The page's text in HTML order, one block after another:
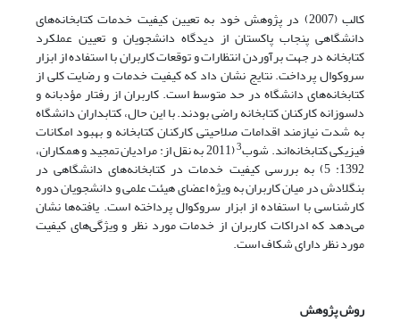
کالب (2007) در پژوهش خود به تعیین کیفیت خدمات کتابخانه‌های
دانشگاهی پنجاب پاکستان از دیدگاه دانشجویان و تعیین عملکرد
کتابخانه در جهت برآوردن انتظارات و توقعات کاربران با استفاده از ابزار
سروکوال پرداخت. نتایج نشان داد که کیفیت خدمات و رضایت کلی از
کتابخانه‌های دانشگاه در حد متوسط است. کاربران از رفتار مؤدبانه و
دلسوزانه کارکنان کتابخانه راضی بودند. با این حال، کتابداران دانشگاه
به شدت نیازمند اقدامات صلاحیتی کارکنان کتابخانه و بهبود امکانات
فیزیکی کتابخانه‌اند. شوب3 (2011 به نقل از: مرادیان تمجید و همکاران،
1392: 5) به بررسی کیفیت خدمات در کتابخانه‌های دانشگاهی در
بنگلادش در میان کاربران به ویژه اعضای هیئت علمی و دانشجویان دوره
کارشناسی با استفاده از ابزار سروکوال پرداخته است. یافته‌ها نشان
می‌دهد که ادراکات کاربران از خدمات مورد نظر و ویژگی‌های کیفیت
مورد نظر دارای شکاف است.
روش‌ پژوهش